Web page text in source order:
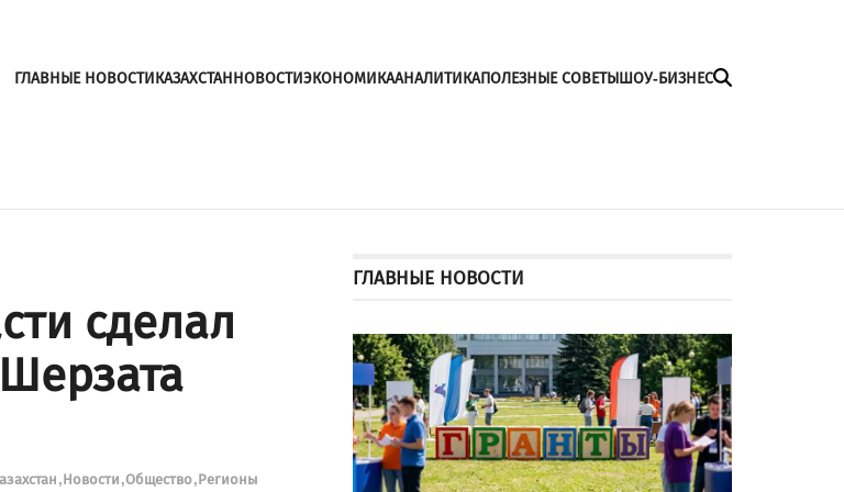
ГЛАВНЫЕ НОВОСТИКАЗАХСТАННОВОСТИЭКОНОМИКААНАЛИТИКАПОЛЕЗНЫЕ СОВЕТЫШОУ-БИЗНЕС
сделал
НовостиОбщество Регионы
ГЛАВНЫЕ НОВОСТИ